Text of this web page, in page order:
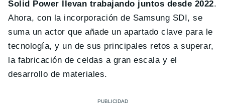
Solid Power llevan trabajando juntos desde 2022.
Ahora, con la incorporación de Samsung SDI, se
suma un actor que añade un apartado clave para le
tecnología, y un de sus principales retos a superar,
la fabricación de celdas a gran escala y el
desarrollo de materiales.